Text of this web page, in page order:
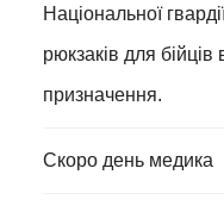
Національної
рюкзаків для бійців
призначення.
Скоро день медика